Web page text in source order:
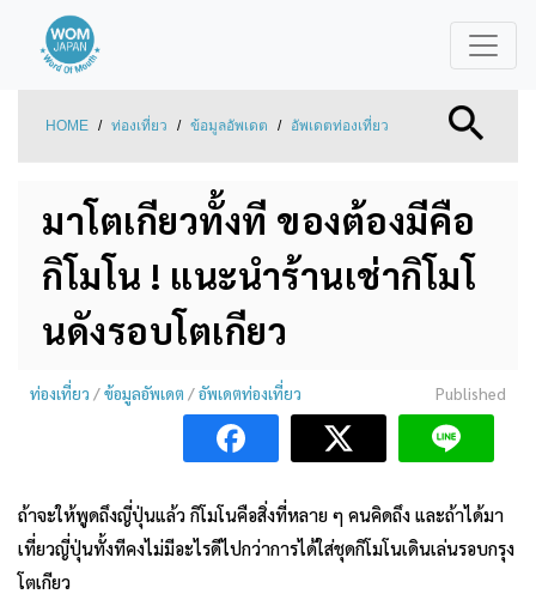
HOME / ท่องเที่ยว / ข้อมูลอัพเดต / อัพเดตท่องเที่ยว
มาโตเกียวทั้งที ของต้องมีคือ
กิโมโน ! แนะนำร้านเช่ากิโมโ
นดังรอบโตเกียว
ท่องเที่ยว /ข้อมูลอัพเดต /อัพเดตท่องเที่ยว Published
ถ้าจะให้พูดถึงญี่ปุ่นแล้ว กิโมโนคือสิ่งที่หลาย ๆ คนคิดถึง และถ้าได้มา
เที่ยวญี่ปุ่นทั้งทีคงไม่มีอะไรดีไปกว่าการได้ใส่ชุดกิโมโนเดินเล่นรอบกรุง
โตเกียว